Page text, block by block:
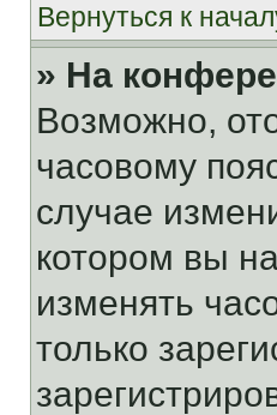
Вернуться к
» На
Возможно,
часовому
случае
котором вы
изменять
только